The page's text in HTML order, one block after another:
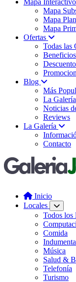
Mapa Interactivo
Mapa
Mapa
Mapa
Ofertas
Todas las
Beneficios
Blog
Más
La Galería
Noticias
Reviews
La Galería
Contacto
Inicio
Locales
Todos los
Comida
Música
Salud &
Telefonía
Turismo